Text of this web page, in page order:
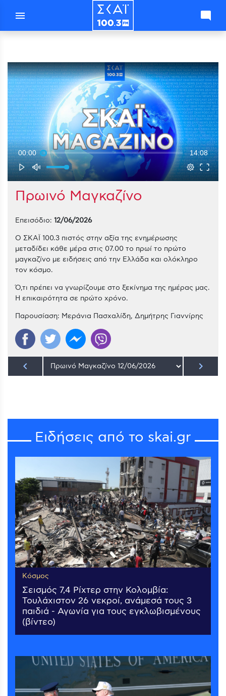
menu mode_comment
00:00 14:08
Πρωινό Μαγκαζίνο
Επεισόδιο: 12/06/2026
Ο ΣΚΑΪ 100.3 πιστός στην αξία της ενημέρωσης
μεταδίδει κάθε μέρα στις 07.00 το πρωί το πρώτο
μαγκαζίνο με ειδήσεις από την Ελλάδα και ολόκληρο
τον κόσμο.
Ό,τι πρέπει να γνωρίζουμε στο ξεκίνημα της ημέρας μας.
Η επικαιρότητα σε πρώτο χρόνο.
Παρουσίαση: Μεράνια Πασχαλίδη, Δημήτρης Γιαννίρης
keyboard_arrow_left keyboard_arrow_right
Ειδήσεις από το skai.gr
Κόσμος
Σεισμός 7,4 Ρίχτερ στην Κολομβία:
Τουλάχιστον 26 νεκροί, ανάμεσά τους 3
παιδιά - Αγωνία για τους εγκλωβισμένους
(βίντεο)